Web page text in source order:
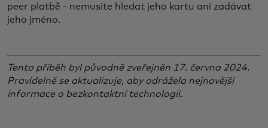
peer platbě - nemusíte hledat jeho kartu ani zadávat
jeho jméno.
Tento příběh byl původně zveřejněn 17. června 2024.
Pravidelně se aktualizuje, aby odrážela nejnovější
informace o bezkontaktní technologii.